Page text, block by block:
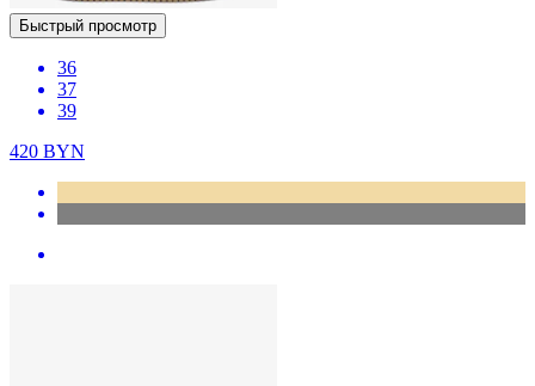
Быстрый просмотр
36
37
39
420 BYN